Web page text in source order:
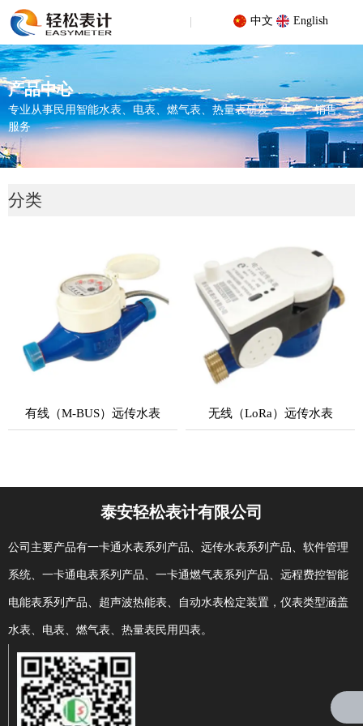
中文 English
产品中心
专业从事民用智能水表、电表、燃气表、热量表研发、生产、销售、
服务
表
分类
有线（M-BUS）远传水表 无线（LoRa）远传水表
泰安轻松表计有限公司
公司主要产品有一卡通水表系列产品、远传水表系列产品、软件管理
系统、一卡通电表系列产品、一卡通燃气表系列产品、远程费控智能
电能表系列产品、超声波热能表、自动水表检定装置，仪表类型涵盖
水表、电表、燃气表、热量表民用四表。